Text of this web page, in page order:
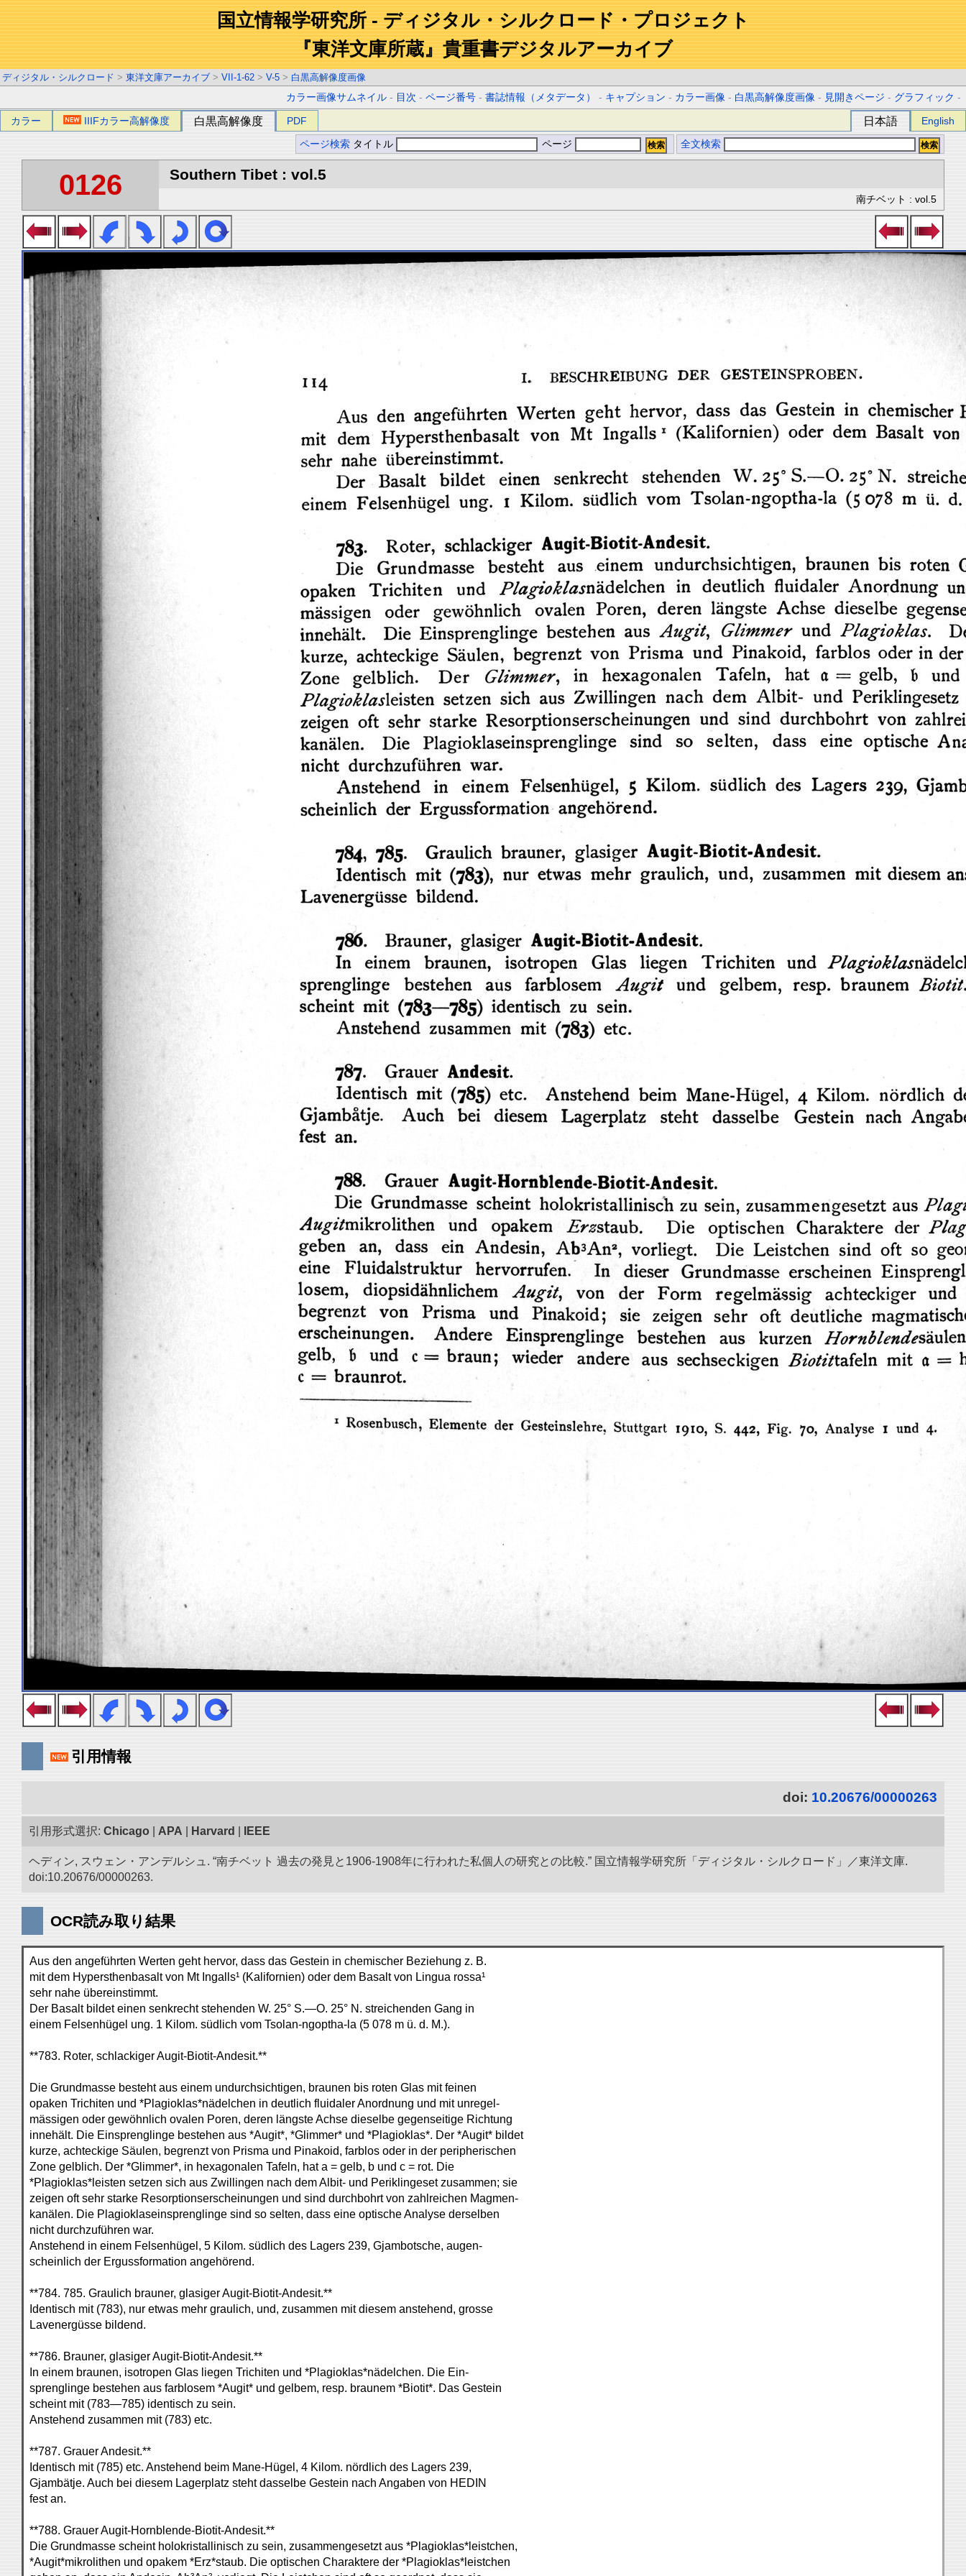
国立情報学研究所 - ディジタル・シルクロード・プロジェクト
『東洋文庫所蔵』貴重書デジタルアーカイブ
ディジタル・シルクロード > 東洋文庫アーカイブ > VII-1-62 > V-5 > 白黒高解像度画像
カラー画像サムネイル - 目次 -ページ番号 -書誌情報（メタデータ） - キャプション - カラー画像 - 白黒高解像度画像 - 見開きページ - グラフィック -
カラー IIIFカラー高解像度 白黒高解像度 PDF 日本語 English
ページ検索 タイトル ページ 全文検索
0126 Southern Tibet : vol.5
南チベット : vol.5
引用情報
doi: 10.20676/00000263
引用形式選択: Chicago APA Harvard IEEE
ヘディン, スウェン・アンデルシュ. “南チベット 過去の発見と1906-1908年に行われた私個人の研究との比較.” 国立情報学研究所「ディジタル・シルクロード」／東洋文庫.
doi:10.20676/00000263.
OCR読み取り結果
Aus den angeführten Werten geht hervor, dass das Gestein in chemischer Beziehung z. B.
mit dem Hypersthenbasalt von Mt Ingalls¹ (Kalifornien) oder dem Basalt von Lingua rossa¹
sehr nahe übereinstimmt.
Der Basalt bildet einen senkrecht stehenden W. 25° S.—O. 25° N. streichenden Gang in
einem Felsenhügel ung. 1 Kilom. südlich vom Tsolan-ngoptha-la (5 078 m ü. d. M.).
**783. Roter, schlackiger Augit-Biotit-Andesit.**
Die Grundmasse besteht aus einem undurchsichtigen, braunen bis roten Glas mit feinen
opaken Trichiten und *Plagioklas*nädelchen in deutlich fluidaler Anordnung und mit unregel-
mässigen oder gewöhnlich ovalen Poren, deren längste Achse dieselbe gegenseitige Richtung
innehält. Die Einsprenglinge bestehen aus *Augit*, *Glimmer* und *Plagioklas*. Der *Augit* bildet
kurze, achteckige Säulen, begrenzt von Prisma und Pinakoid, farblos oder in der peripherischen
Zone gelblich. Der *Glimmer*, in hexagonalen Tafeln, hat a = gelb, b und c = rot. Die
*Plagioklas*leisten setzen sich aus Zwillingen nach dem Albit- und Periklingeset zusammen; sie
zeigen oft sehr starke Resorptionserscheinungen und sind durchbohrt von zahlreichen Magmen-
kanälen. Die Plagioklaseinsprenglinge sind so selten, dass eine optische Analyse derselben
nicht durchzuführen war.
Anstehend in einem Felsenhügel, 5 Kilom. südlich des Lagers 239, Gjambotsche, augen-
scheinlich der Ergussformation angehörend.
**784. 785. Graulich brauner, glasiger Augit-Biotit-Andesit.**
Identisch mit (783), nur etwas mehr graulich, und, zusammen mit diesem anstehend, grosse
Lavenergüsse bildend.
**786. Brauner, glasiger Augit-Biotit-Andesit.**
In einem braunen, isotropen Glas liegen Trichiten und *Plagioklas*nädelchen. Die Ein-
sprenglinge bestehen aus farblosem *Augit* und gelbem, resp. braunem *Biotit*. Das Gestein
scheint mit (783—785) identisch zu sein.
Anstehend zusammen mit (783) etc.
**787. Grauer Andesit.**
Identisch mit (785) etc. Anstehend beim Mane-Hügel, 4 Kilom. nördlich des Lagers 239,
Gjambätje. Auch bei diesem Lagerplatz steht dasselbe Gestein nach Angaben von HEDIN
fest an.
**788. Grauer Augit-Hornblende-Biotit-Andesit.**
Die Grundmasse scheint holokristallinisch zu sein, zusammengesetzt aus *Plagioklas*leistchen,
*Augit*mikrolithen und opakem *Erz*staub. Die optischen Charaktere der *Plagioklas*leistchen